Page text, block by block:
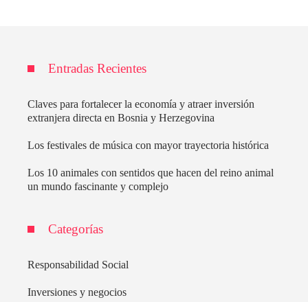
Entradas Recientes
Claves para fortalecer la economía y atraer inversión
extranjera directa en Bosnia y Herzegovina
Los festivales de música con mayor trayectoria histórica
Los 10 animales con sentidos que hacen del reino animal
un mundo fascinante y complejo
Categorías
Responsabilidad Social
Inversiones y negocios